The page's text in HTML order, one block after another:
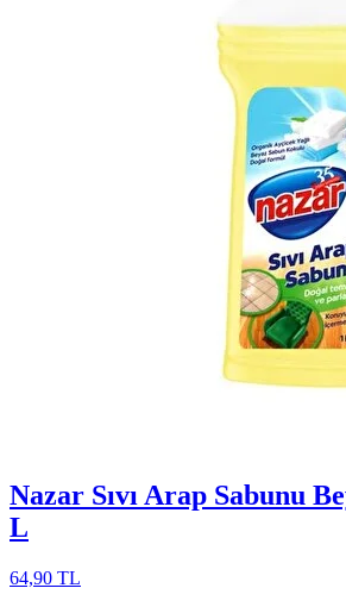
Nazar Sıvı Arap Sabunu
L
64,90 TL